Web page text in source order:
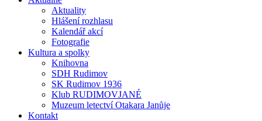
Aktuality
Hlášení rozhlasu
Kalendář akcí
Fotografie
Kultura a spolky
Knihovna
SDH Rudimov
SK Rudimov 1936
Klub RUDIMOVJANÉ
Muzeum letectví Otakara Janůje
Kontakt